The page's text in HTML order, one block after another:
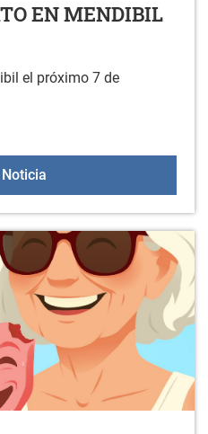
EN MENDIBIL
el próximo 7 de
MISA Y CONCIERTO EN